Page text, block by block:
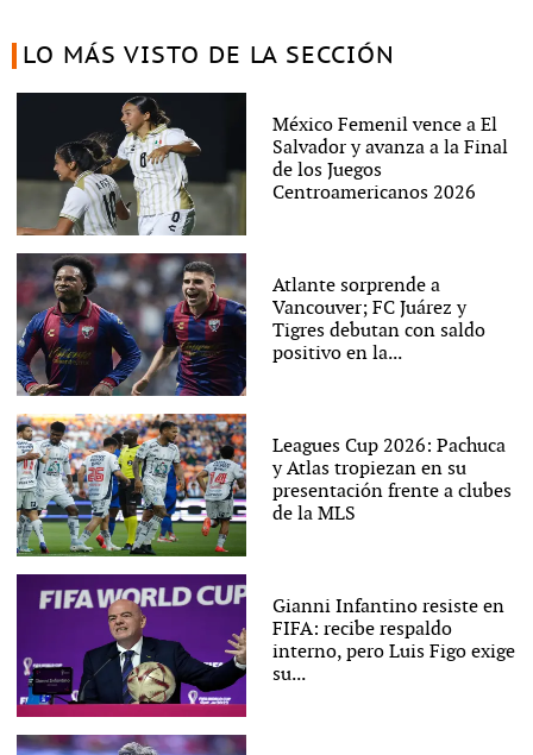
LO MÁS VISTO DE LA SECCIÓN
México Femenil vence a El
Salvador y avanza a la Final
de los Juegos
Centroamericanos 2026
Atlante sorprende a
Vancouver; FC Juárez y
Tigres debutan con saldo
positivo en la...
Leagues Cup 2026: Pachuca
y Atlas tropiezan en su
presentación frente a clubes
de la MLS
Gianni Infantino resiste en
FIFA: recibe respaldo
interno, pero Luis Figo exige
su...